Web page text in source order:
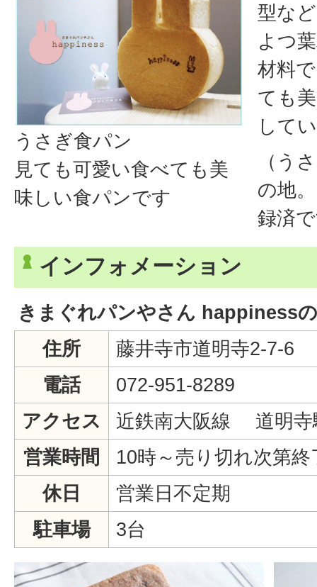
うさぎ食パン
見ても可愛い食べても美
味しい食パンです
型な
よつ
材料
ても
して
（う
の地
録済
インフォメーション
きまぐれパンやさん happiness
住所
藤井寺市道明寺2-7-6
電話
072-951-8289
アクセス
近鉄南大阪線 道明寺
営業時間
10時～売り切れ次第終
休日
営業日不定期
駐車場
3台